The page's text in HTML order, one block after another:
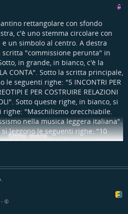
rettangolare con sfondo
c'è uno stemma circolare con
un simbolo al centro. A destra
scritta "commissione perunta" in
in grande, in bianco, c'è la
CONTA". Sotto la scritta principale,
le seguenti righe: "5 INCONTRI PER
E PER COSTRUIRE RELAZIONI
Sotto queste righe, in bianco, si
righe: "Maschilismo orecchiabile.
nella musica leggera italiana".
leggono le seguenti righe: "10
questa riga, in bianco, si leggono
FESTARI". Sotto questa riga,
a destra, si leggono le seguenti
, generato localmente e privatamente
Show more...
•